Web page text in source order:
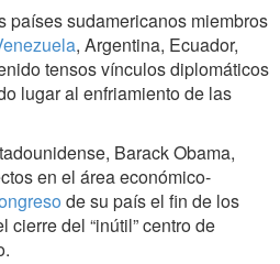
países sudamericanos miembros
, Argentina, Ecuador,
tensos vínculos diplomáticos
lugar al enfriamiento de las
Barack Obama,
en el área económico-
de su país el fin de los
cierre del “inútil” centro de